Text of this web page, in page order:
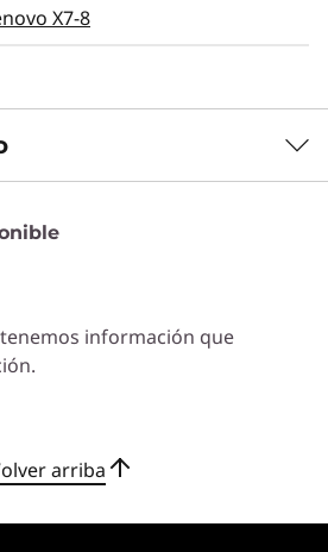
X7-8
para su empresa.
exclusivas necesidades
tenemos información que
arriba